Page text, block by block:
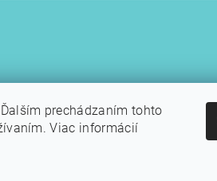
prechádzaním tohto
Viac informácií